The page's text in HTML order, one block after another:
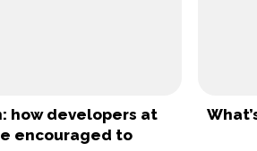
how developers at
encouraged to